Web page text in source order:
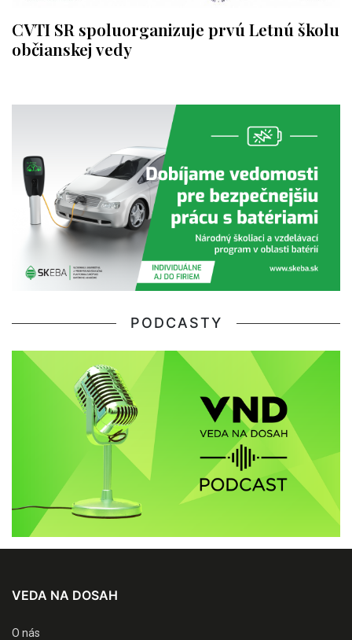
CVTI SR spoluorganizuje prvú Letnú školu
občianskej vedy
PODCASTY
VEDA NA DOSAH
O nás